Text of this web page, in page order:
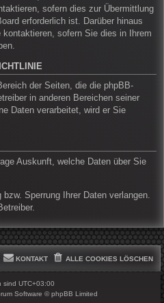
sofern dies zur Übermittlung
erforderlich ist. Darüber hinaus
sofern Sie dies in Ihrem
der Seiten, die die phpBB-
in anderen Bereichen seiner
Daten verarbeitet, wird er Sie
Auskunft, welche Daten über Sie
Sperrung Ihrer Daten verlangen.
ALLE COOKIES LÖSCHEN
KONTAKT
sind UTC+03:00
Software © phpBB Limited